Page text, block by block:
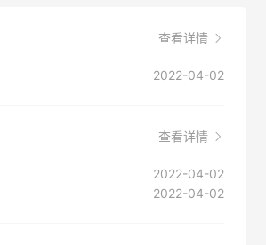
查看详情
2022-04-02
查看详情
2022-04-02
2022-04-02